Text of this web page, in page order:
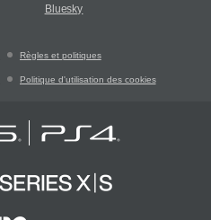
Bluesky
Règles et politiques
Politique d'utilisation des cookies